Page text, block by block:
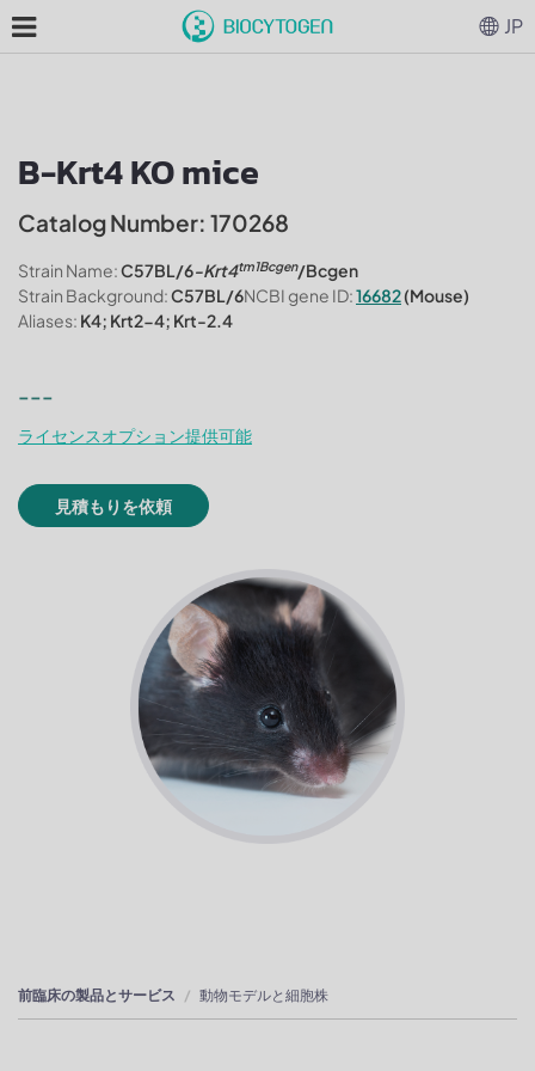
B-Krt4 KO mice
Catalog Number: 170268
Strain Name:C57BL/6-Krt4tm1Bcgen/Bcgen
Strain Background:C57BL/6NCBI gene ID:16682(Mouse)
Aliases: K4; Krt2-4; Krt-2.4
---
ライセンスオプション提供可能
見積もりを依頼
前臨床の製品とサービス 動物モデルと細胞株
JP